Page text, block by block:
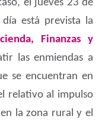
el jueves 23 de
está prevista la
Finanzas y
las enmiendas a
se encuentran en
relativo al impulso
la zona rural y el